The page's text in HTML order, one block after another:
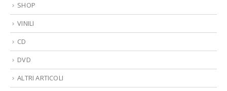
SHOP
VINILI
CD
DVD
ALTRI ARTICOLI